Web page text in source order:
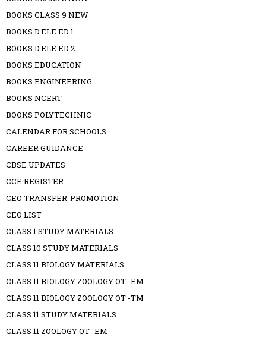
BOOKS CLASS 9 NEW
BOOKS D.ELE.ED 1
BOOKS D.ELE.ED 2
BOOKS EDUCATION
BOOKS ENGINEERING
BOOKS NCERT
BOOKS POLYTECHNIC
CALENDAR FOR SCHOOLS
CAREER GUIDANCE
CBSE UPDATES
CCE REGISTER
CEO TRANSFER-PROMOTION
CEO LIST
CLASS 1 STUDY MATERIALS
CLASS 10 STUDY MATERIALS
CLASS 11 BIOLOGY MATERIALS
CLASS 11 BIOLOGY ZOOLOGY OT -EM
CLASS 11 BIOLOGY ZOOLOGY OT -TM
CLASS 11 STUDY MATERIALS
CLASS 11 ZOOLOGY OT -EM